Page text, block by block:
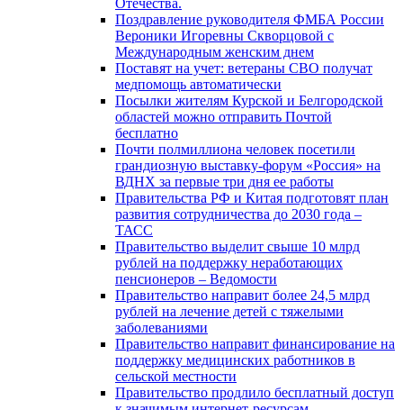
Отечества.
Поздравление руководителя ФМБА России
Вероники Игоревны Скворцовой с
Международным женским днем
Поставят на учет: ветераны СВО получат
медпомощь автоматически
Посылки жителям Курской и Белгородской
областей можно отправить Почтой
бесплатно
Почти полмиллиона человек посетили
грандиозную выставку-форум «Россия» на
ВДНХ за первые три дня ее работы
Правительства РФ и Китая подготовят план
развития сотрудничества до 2030 года –
ТАСС
Правительство выделит свыше 10 млрд
рублей на поддержку неработающих
пенсионеров – Ведомости
Правительство направит более 24,5 млрд
рублей на лечение детей с тяжелыми
заболеваниями
Правительство направит финансирование на
поддержку медицинских работников в
сельской местности
Правительство продлило бесплатный доступ